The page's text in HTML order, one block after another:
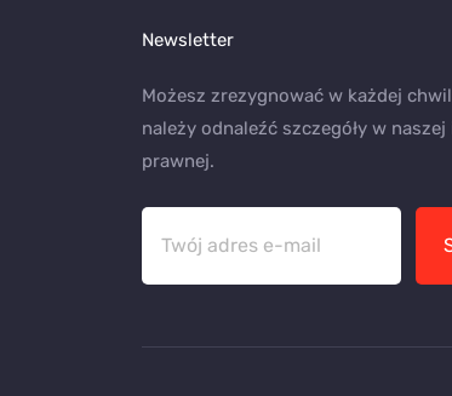
Newsletter
Możesz zrezygnować w każdej
należy odnaleźć szczegóły w
prawnej.